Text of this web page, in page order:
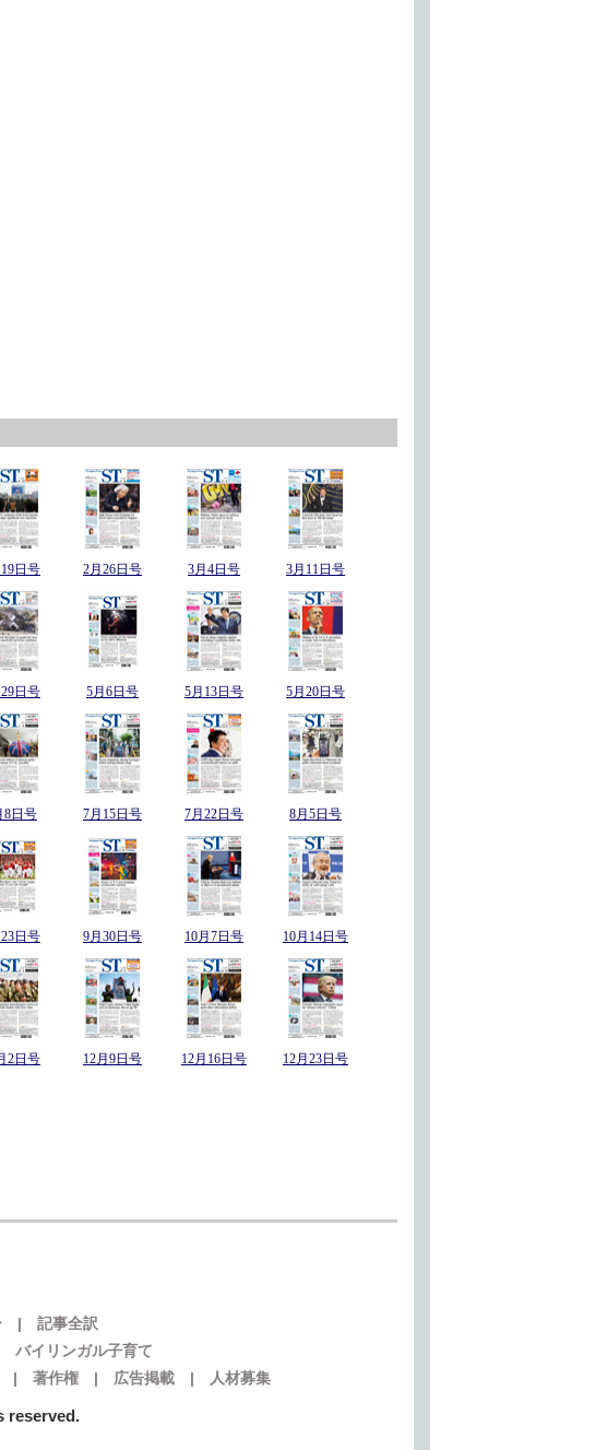
日号 2月26日号 3月4日号 3月11日号
日号 5月6日号 5月13日号 5月20日号
8日号 7月15日号 7月22日号 8月5日号
日号 9月30日号 10月7日号 10月14日号
2日号 12月9日号 12月16日号 12月23日号
| 記事全訳
バイリンガル子育て
| 著作権 | 広告掲載 | 人材募集
reserved.